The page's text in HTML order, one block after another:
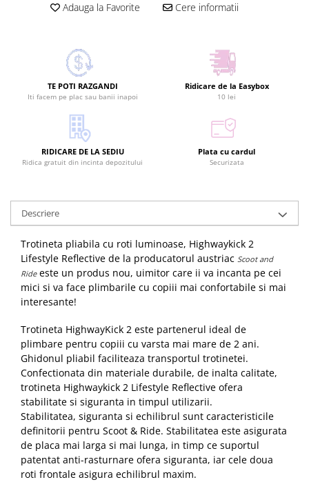
Adauga la Favorite Cere informatii
TE POTI RAZGANDI
Iti facem pe plac sau banii inapoi
Ridicare de la Easybox
10 lei
RIDICARE DE LA SEDIU
Ridica gratuit din incinta depozitului
Plata cu cardul
Securizata
Descriere
Trotineta pliabila cu roti luminoase, Highwaykick 2
Lifestyle Reflective de la producatorul austriac Scoot and
Rideeste un produs nou, uimitor care ii va incanta pe cei
mici si va face plimbarile cu copiii mai confortabile si mai
interesante!
Trotineta HighwayKick 2 este partenerul ideal de
plimbare pentru copiii cu varsta mai mare de 2 ani.
Ghidonul pliabil faciliteaza transportul trotinetei.
Confectionata din materiale durabile, de inalta calitate,
trotineta Highwaykick 2 Lifestyle Reflective ofera
stabilitate si siguranta in timpul utilizarii.
Stabilitatea, siguranta si echilibrul sunt caracteristicile
definitorii pentru Scoot & Ride. Stabilitatea este asigurata
de placa mai larga si mai lunga, in timp ce suportul
patentat anti-rasturnare ofera siguranta, iar cele doua
roti frontale asigura echilibrul maxim.